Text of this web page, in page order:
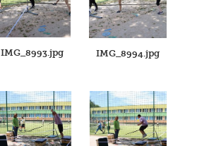
IMG_8993.jpg IMG_8994.jpg